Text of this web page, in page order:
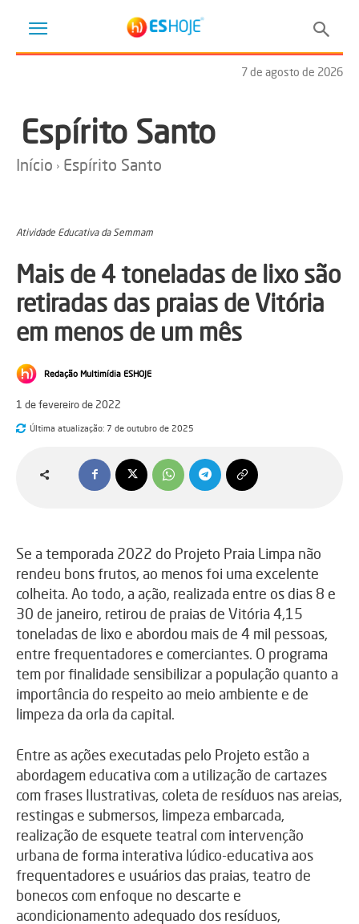
7 de agosto de 2026
Espírito Santo
Início Espírito Santo
Atividade Educativa da Semmam
Mais de 4 toneladas de lixo são
retiradas das praias de Vitória
em menos de um mês
Redação Multimídia ESHOJE
1 de fevereiro de 2022
Última atualização: 7 de outubro de 2025
Se a temporada 2022 do Projeto Praia Limpa não
rendeu bons frutos, ao menos foi uma excelente
colheita. Ao todo, a ação, realizada entre os dias 8 e
30 de janeiro, retirou de praias de Vitória 4,15
toneladas de lixo e abordou mais de 4 mil pessoas,
entre frequentadores e comerciantes. O programa
tem por finalidade sensibilizar a população quanto a
importância do respeito ao meio ambiente e de
limpeza da orla da capital.
Entre as ações executadas pelo Projeto estão a
abordagem educativa com a utilização de cartazes
com frases Ilustrativas, coleta de resíduos nas areias,
restingas e submersos, limpeza embarcada,
realização de esquete teatral com intervenção
urbana de forma interativa lúdico-educativa aos
frequentadores e usuários das praias, teatro de
bonecos com enfoque no descarte e
acondicionamento adequado dos resíduos,